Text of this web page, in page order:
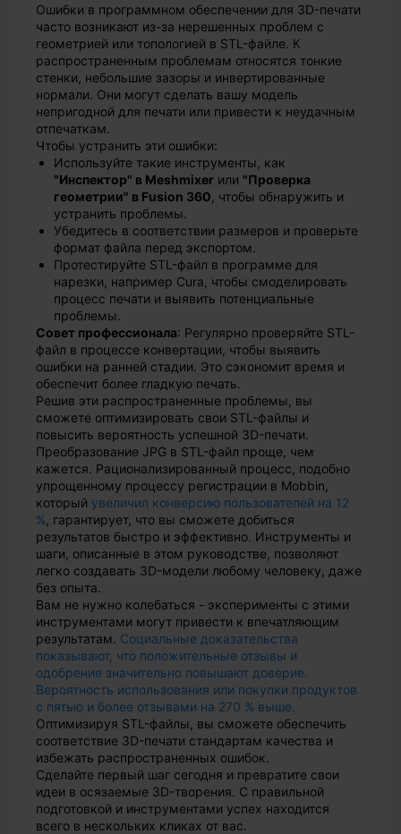
Ошибки в программном обеспечении для 3D-печати
часто возникают из-за нерешенных проблем с
геометрией или топологией в STL-файле. К
распространенным проблемам относятся тонкие
стенки, небольшие зазоры и инвертированные
нормали. Они могут сделать вашу модель
непригодной для печати или привести к неудачным
отпечаткам.
Чтобы устранить эти ошибки:
Используйте такие инструменты, как
"Инспектор" в Meshmixer или "Проверка
геометрии" в Fusion 360 , чтобы обнаружить и
устранить проблемы.
Убедитесь в соответствии размеров и проверьте
формат файла перед экспортом.
Протестируйте STL-файл в программе для
нарезки, например Cura, чтобы смоделировать
процесс печати и выявить потенциальные
проблемы.
Совет профессионала: Регулярно проверяйте STL-
файл в процессе конвертации, чтобы выявить
ошибки на ранней стадии. Это сэкономит время и
обеспечит более гладкую печать.
Решив эти распространенные проблемы, вы
сможете оптимизировать свои STL-файлы и
повысить вероятность успешной 3D-печати.
Преобразование JPG в STL-файл проще, чем
кажется. Рационализированный процесс, подобно
упрощенному процессу регистрации в Mobbin,
который увеличил конверсию пользователей на 12
% , гарантирует, что вы сможете добиться
результатов быстро и эффективно. Инструменты и
шаги, описанные в этом руководстве, позволяют
легко создавать 3D-модели любому человеку, даже
без опыта.
Вам не нужно колебаться - эксперименты с этими
инструментами могут привести к впечатляющим
результатам. Социальные доказательства
показывают, что положительные отзывы и
одобрение значительно повышают доверие.
Вероятность использования или покупки продуктов
с пятью и более отзывами на 270 % выше.
Оптимизируя STL-файлы, вы сможете обеспечить
соответствие 3D-печати стандартам качества и
избежать распространенных ошибок.
Сделайте первый шаг сегодня и превратите свои
идеи в осязаемые 3D-творения. С правильной
подготовкой и инструментами успех находится
всего в нескольких кликах от вас.